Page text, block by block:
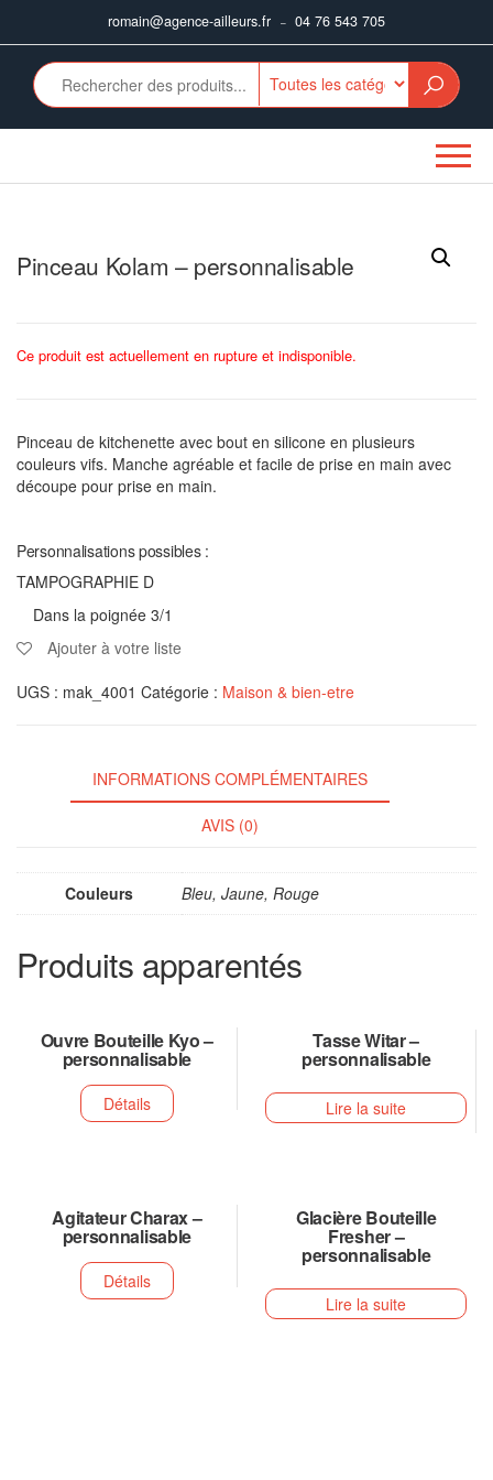
romain@agence-ailleurs.fr – 04 76 543 705
Pinceau Kolam – personnalisable
Ce produit est actuellement en rupture et indisponible.
Pinceau de kitchenette avec bout en silicone en plusieurs
couleurs vifs. Manche agréable et facile de prise en main avec
découpe pour prise en main.
Personnalisations possibles :
TAMPOGRAPHIE D
Dans la poignée 3/1
Ajouter à votre liste
UGS : mak_4001 Catégorie : Maison & bien-etre
INFORMATIONS COMPLÉMENTAIRES
AVIS (0)
Couleurs Bleu, Jaune, Rouge
Produits apparentés
Ouvre Bouteille Kyo –
personnalisable
Détails
Tasse Witar –
personnalisable
Lire la suite
Agitateur Charax –
personnalisable
Détails
Glacière Bouteille
Fresher –
personnalisable
Lire la suite